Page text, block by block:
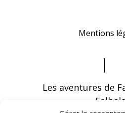
Mentions
Les aventures de
Falbala